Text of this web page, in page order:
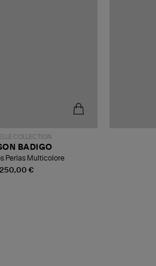
COLLECTION
250,00 €
BADIGO
Perlas Multicolore